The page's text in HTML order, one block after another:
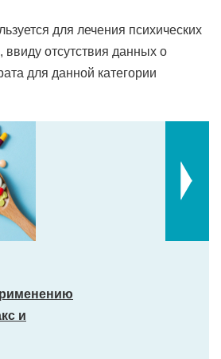
для лечения психических
ввиду отсутствия данных о
для данной категории
и